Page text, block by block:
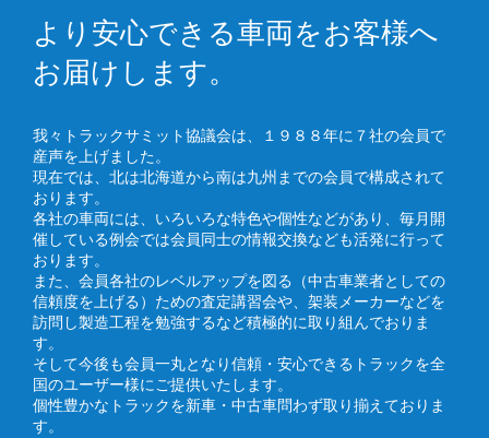
より安心できる車両をお客様へ
お届けします。
我々トラックサミット協議会は、１９８８年に７社の会員で
産声を上げました。
現在では、北は北海道から南は九州までの会員で構成されて
おります。
各社の車両には、いろいろな特色や個性などがあり、毎月開
催している例会では会員同士の情報交換なども活発に行って
おります。
また、会員各社のレベルアップを図る（中古車業者としての
信頼度を上げる）ための査定講習会や、架装メーカーなどを
訪問し製造工程を勉強するなど積極的に取り組んでおりま
す。
そして今後も会員一丸となり信頼・安心できるトラックを全
国のユーザー様にご提供いたします。
個性豊かなトラックを新車・中古車問わず取り揃えておりま
す。